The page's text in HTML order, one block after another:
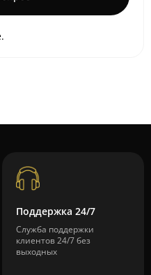
Поддержка 24/7
Служба поддержки
клиентов 24/7 без
выходных